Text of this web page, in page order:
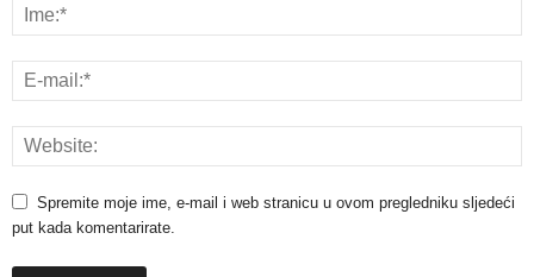
Spremite moje ime, e-mail i web stranicu u ovom pregledniku sljedeći
put kada komentarirate.